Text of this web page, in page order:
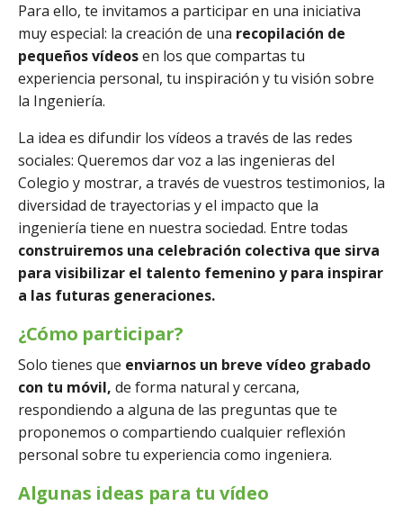
Para ello, te invitamos a participar en una iniciativa
muy especial: la creación de una recopilación de
pequeños vídeosen los que compartas tu
experiencia personal, tu inspiración y tu visión sobre
la Ingeniería.
La idea es difundir los vídeos a través de las redes
sociales: Queremos dar voz a las ingenieras del
Colegio y mostrar, a través de vuestros testimonios, la
diversidad de trayectorias y el impacto que la
ingeniería tiene en nuestra sociedad. Entre todas
construiremos una celebración colectiva que sirva
para visibilizar el talento femenino y para inspirar
a las futuras generaciones.
¿Cómo participar?
Solo tienes que enviarnos un breve vídeo grabado
con tu móvil, de forma natural y cercana,
respondiendo a alguna de las preguntas que te
proponemos o compartiendo cualquier reflexión
personal sobre tu experiencia como ingeniera.
Algunas ideas para tu vídeo